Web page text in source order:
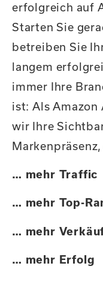
erfolgreich auf
Starten Sie
betreiben Sie
langem
immer Ihre
ist: Als Amazon
wir Ihre
… mehr Traffic
… mehr Top-
… mehr
… mehr Erfolg